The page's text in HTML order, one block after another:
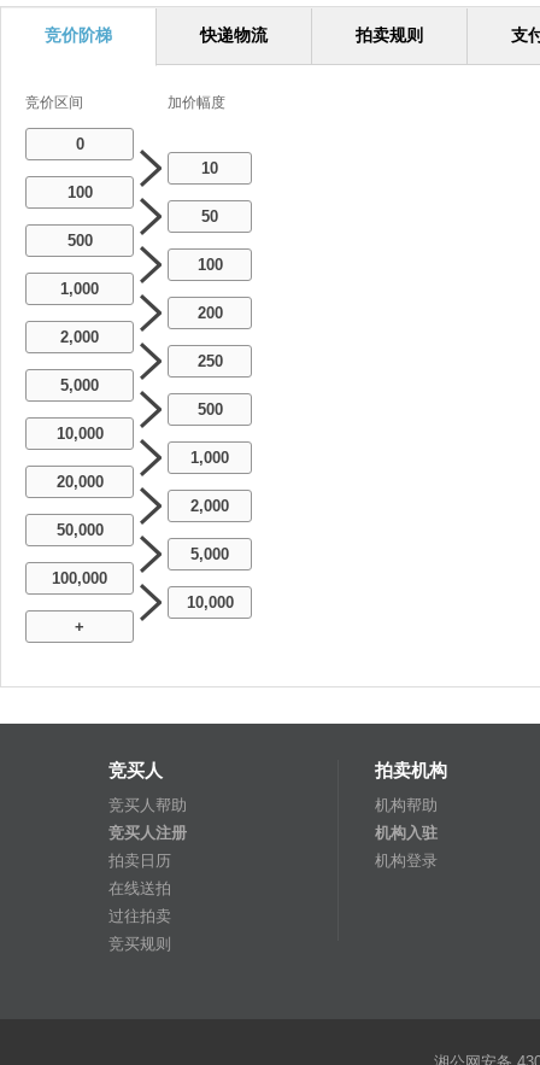
竞价阶梯 快递物流 拍卖规则 支
竞价区间 加价幅度
0
10
100
50
500
100
1,000
200
2,000
250
5,000
500
10,000
1,000
20,000
2,000
50,000
5,000
100,000
10,000
+
竞买人
竞买人帮助
竞买人注册
拍卖日历
在线送拍
过往拍卖
竞买规则
拍卖机构
机构帮助
机构入驻
机构登录